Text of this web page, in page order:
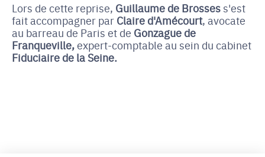
Lors de cette reprise, Guillaume de Brosses s'est
fait accompagner par Claire d'Amécourt, avocate
au barreau de Paris et de Gonzague de
Franqueville,expert-comptable au sein du cabinet
Fiduciaire de la Seine.